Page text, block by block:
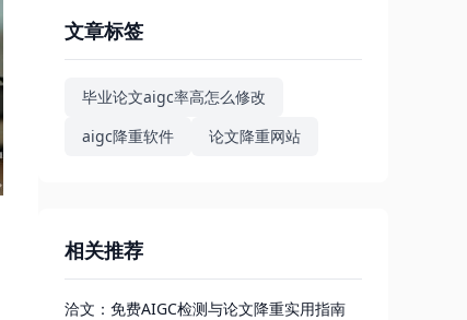
文章标签
毕业论文aigc率高怎么修改
aigc降重软件
论文降重网站
相关推荐
洽文：免费AIGC检测与论文降重实用指南